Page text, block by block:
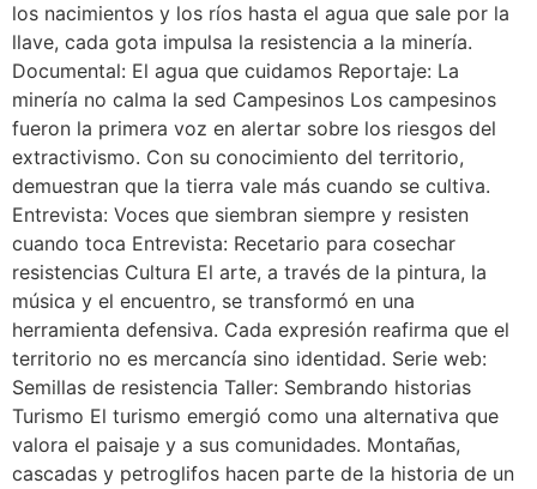
los nacimientos y los ríos hasta el agua que sale por la
llave, cada gota impulsa la resistencia a la minería.
Documental: El agua que cuidamos Reportaje: La
minería no calma la sed Campesinos Los campesinos
fueron la primera voz en alertar sobre los riesgos del
extractivismo. Con su conocimiento del territorio,
demuestran que la tierra vale más cuando se cultiva.
Entrevista: Voces que siembran siempre y resisten
cuando toca Entrevista: Recetario para cosechar
resistencias Cultura El arte, a través de la pintura, la
música y el encuentro, se transformó en una
herramienta defensiva. Cada expresión reafirma que el
territorio no es mercancía sino identidad. Serie web:
Semillas de resistencia Taller: Sembrando historias
Turismo El turismo emergió como una alternativa que
valora el paisaje y a sus comunidades. Montañas,
cascadas y petroglifos hacen parte de la historia de un